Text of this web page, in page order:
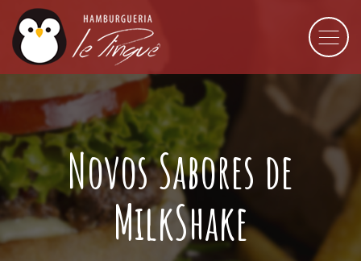
Novos Sabores de
MilkShake